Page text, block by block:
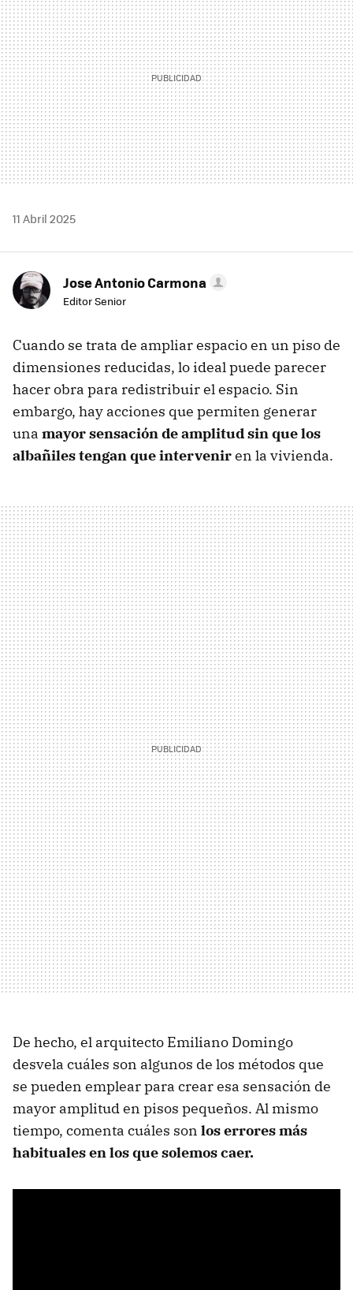
11 Abril 2025
Jose Antonio Carmona
Editor Senior
Cuando se trata de ampliar espacio en un piso de
dimensiones reducidas, lo ideal puede parecer
hacer obra para redistribuir el espacio. Sin
embargo, hay acciones que permiten generar
una mayor sensación de amplitud sin que los
albañiles tengan que interveniren la vivienda.
De hecho, el arquitecto Emiliano Domingo
desvela cuáles son algunos de los métodos que
se pueden emplear para crear esa sensación de
mayor amplitud en pisos pequeños. Al mismo
tiempo, comenta cuáles son los errores más
habituales en los que solemos caer.